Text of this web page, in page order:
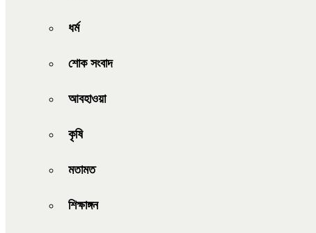
ধর্ম
শোক সংবাদ
আবহাওয়া
কৃষি
মতামত
শিক্ষাঙ্গন